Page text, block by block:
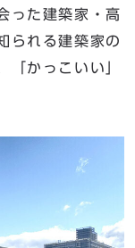
った建築家・高
られる建築家の
「かっこいい」